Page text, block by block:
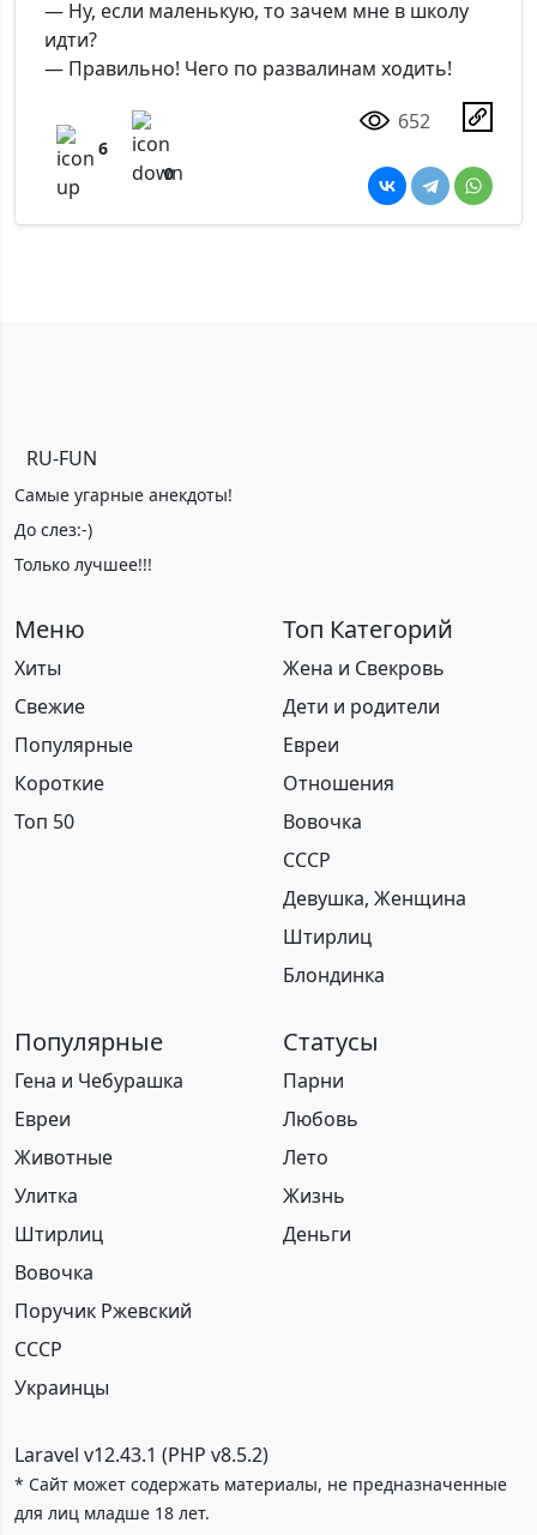
— Ну, если маленькую, то зачем мне в школу
идти?
— Правильно! Чего по развалинам ходить!
6
0
652
RU-FUN
Самые угарные анекдоты!
До слез:-)
Только лучшее!!!
Меню
Хиты
Свежие
Популярные
Короткие
Топ 50
Топ Категорий
Жена и Свекровь
Дети и родители
Евреи
Отношения
Вовочка
СССР
Девушка, Женщина
Штирлиц
Блондинка
Популярные
Гена и Чебурашка
Евреи
Животные
Улитка
Штирлиц
Вовочка
Поручик Ржевский
СССР
Украинцы
Статусы
Парни
Любовь
Лето
Жизнь
Деньги
Laravel v12.43.1 (PHP v8.5.2)
* Сайт может содержать материалы, не предназначенные
для лиц младше 18 лет.